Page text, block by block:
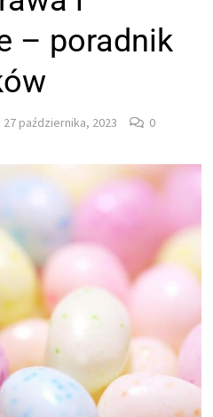
– poradnik
27 października, 2023 0